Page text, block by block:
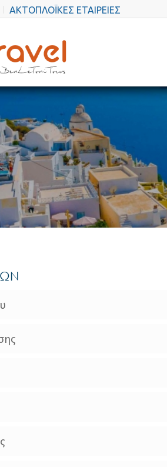
ΑΚΤΟΠΛΟΪΚΕΣ ΕΤΑΙΡΕΙΕΣ